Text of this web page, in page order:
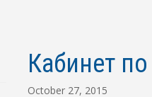
Кабинет
October 27, 2015